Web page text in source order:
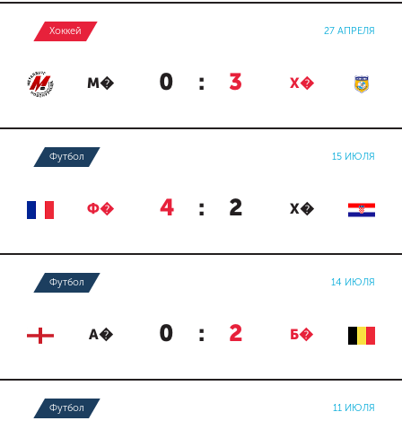
Хоккей 27 АПРЕЛЯ
М� 0 : 3 Х�
Футбол 15 ИЮЛЯ
Ф� 4 : 2 Х�
Футбол 14 ИЮЛЯ
А� 0 : 2 Б�
Футбол 11 ИЮЛЯ